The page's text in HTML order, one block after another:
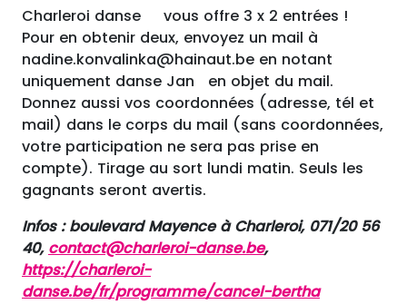
Charleroi danse vous offre 3 x 2 entrées !
Pour en obtenir deux, envoyez un mail à
nadine.konvalinka@hainaut.be en notant
uniquement danse Jan en objet du mail.
Donnez aussi vos coordonnées (adresse, tél et
mail) dans le corps du mail (sans coordonnées,
votre participation ne sera pas prise en
compte). Tirage au sort lundi matin. Seuls les
gagnants seront avertis.
Infos : boulevard Mayence à Charleroi, 071/20 56
40, contact@charleroi-danse.be,
https://charleroi-
danse.be/fr/programme/cancel-bertha